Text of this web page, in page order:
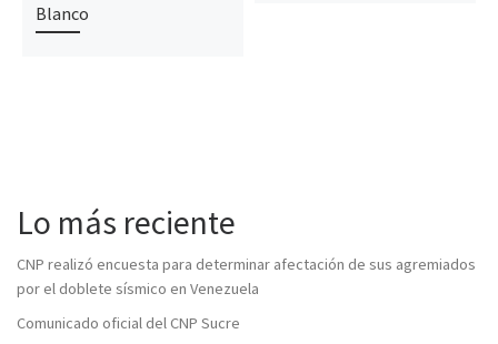
Blanco
Lo más reciente
CNP realizó encuesta para determinar afectación de sus agremiados
por el doblete sísmico en Venezuela
Comunicado oficial del CNP Sucre